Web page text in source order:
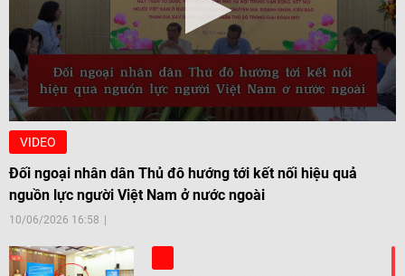
VIDEO
Đối ngoại nhân dân Thủ đô hướng tới kết nối hiệu quả
nguồn lực người Việt Nam ở nước ngoài
10/06/2026 16:58